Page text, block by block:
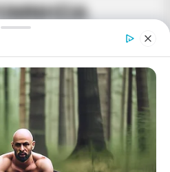
ΠΡΟΜΝΗΣΙΑ 2021
2021 Μετά απο δέκα χρόνια
δρώμενα, ο Γιώργος Αλκαίος
και αναπολώντας μισό